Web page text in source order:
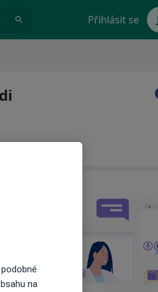
Přihlásit se
na